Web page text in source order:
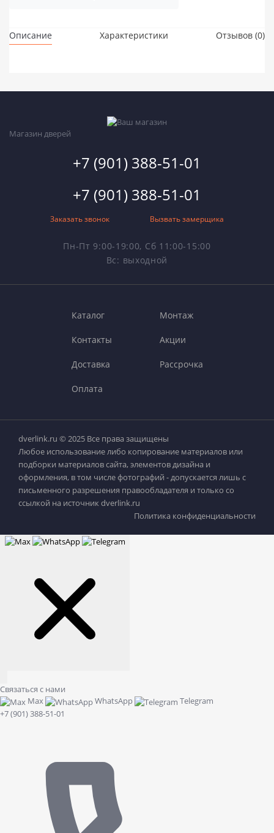
Описание Характеристики Отзывов (0)
Магазин дверей
+7 (901) 388-51-01
+7 (901) 388-51-01
Заказать звонок Вызвать замерщика
Пн-Пт 9:00-19:00, Сб 11:00-15:00
Вс: выходной
Каталог
Контакты
Доставка
Оплата
Монтаж
Акции
Рассрочка
dverlink.ru © 2025 Все права защищены
Любое использование либо копирование материалов или
подборки материалов сайта, элементов дизайна и
оформления, в том числе фотографий - допускается лишь с
письменного разрешения правообладателя и только со
ссылкой на источник dverlink.ru
Политика конфиденциальности
Связаться с нами
Max
WhatsApp
Telegram
+7 (901) 388-51-01